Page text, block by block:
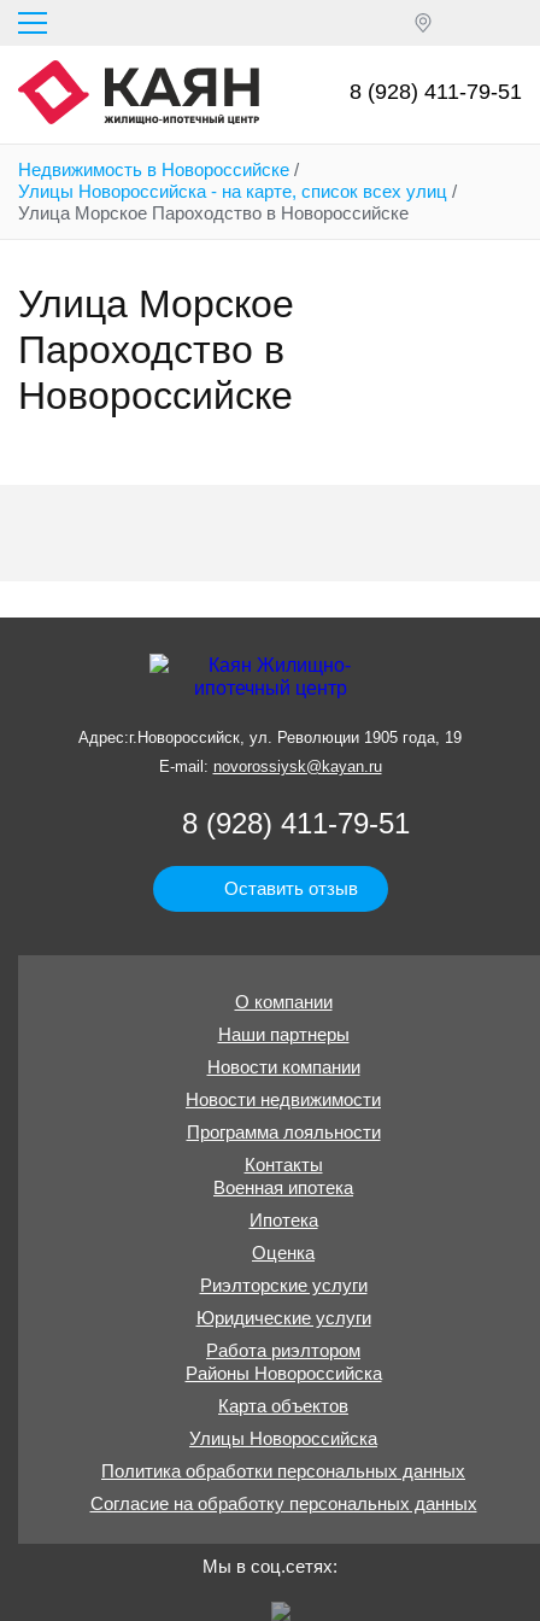
Перейти
основному
содержанию
8 (928) 411-79-51
Недвижимость в Новороссийске /
Улицы Новороссийска - на карте, список всех улиц /
Улица Морское Пароходство в Новороссийске
Улица Морское
Пароходство в
Новороссийске
Адрес:г.Новороссийск, ул. Революции 1905 года, 19
E-mail: novorossiysk@kayan.ru
8 (928) 411-79-51
Оставить отзыв
О компании
Наши партнеры
Новости компании
Новости недвижимости
Программа лояльности
Контакты
Военная ипотека
Ипотека
Оценка
Риэлторские услуги
Юридические услуги
Работа риэлтором
Районы Новороссийска
Карта объектов
Улицы Новороссийска
Политика обработки персональных данных
Согласие на обработку персональных данных
Мы в соц.сетях: